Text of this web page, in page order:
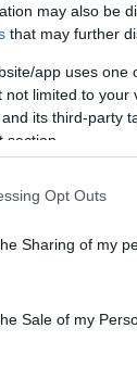
may also be
that may further
app uses
limited to
its third-party
Opt Outs
Sharing of my
Sale of my
reCAPTCHA,